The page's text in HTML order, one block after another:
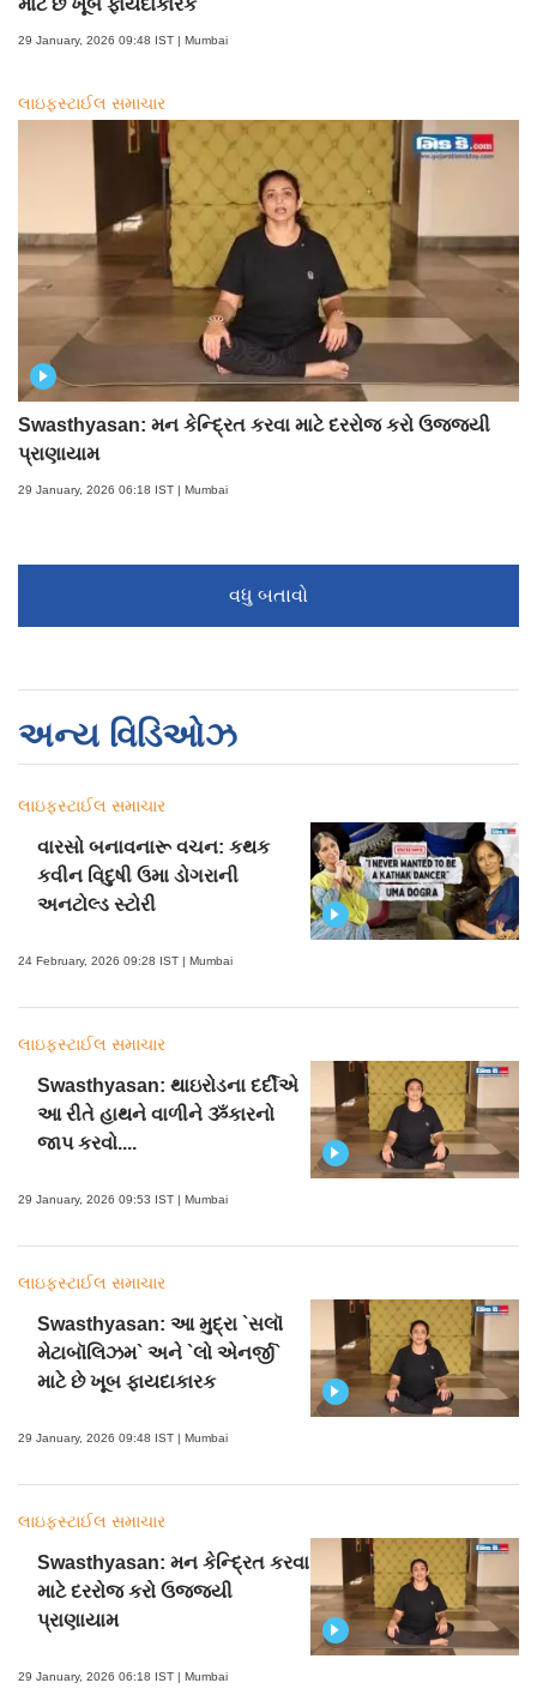
માટે છે ખૂબ ફાયદાકારક
29 January, 2026 09:48 IST | Mumbai
લાઇફસ્ટાઈલ સમાચાર
Swasthyasan: મન કેન્દ્રિત કરવા માટે દરરોજ કરો ઉજ્જયી
પ્રાણાયામ
29 January, 2026 06:18 IST | Mumbai
વધુ બતાવો
અન્ય વિડિઓઝ
લાઇફસ્ટાઈલ સમાચાર
વારસો બનાવનારૂ વચન: કથક
કવીન વિદુષી ઉમા ડોગરાની
અનટોલ્ડ સ્ટોરી
24 February, 2026 09:28 IST | Mumbai
લાઇફસ્ટાઈલ સમાચાર
Swasthyasan: થાઇરોડના દર્દીએ
આ રીતે હાથને વાળીને ૐકારનો
જાપ કરવો....
29 January, 2026 09:53 IST | Mumbai
લાઇફસ્ટાઈલ સમાચાર
Swasthyasan: આ મુદ્રા `સલૉ
મેટાબૉલિઝમ` અને `લો એનર્જી`
માટે છે ખૂબ ફાયદાકારક
29 January, 2026 09:48 IST | Mumbai
લાઇફસ્ટાઈલ સમાચાર
Swasthyasan: મન કેન્દ્રિત કરવા
માટે દરરોજ કરો ઉજ્જયી
પ્રાણાયામ
29 January, 2026 06:18 IST | Mumbai